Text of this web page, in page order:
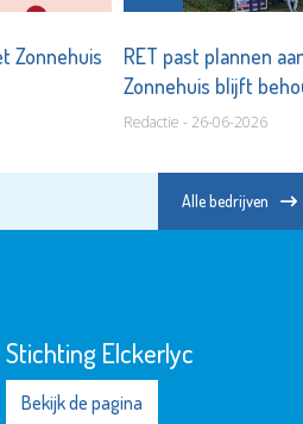
Zonnehuis
RET past plannen
Zonnehuis blijft
Redactie - 26-06-2026
Alle bedrijven
Stichting Elckerlyc
Bekijk de pagina